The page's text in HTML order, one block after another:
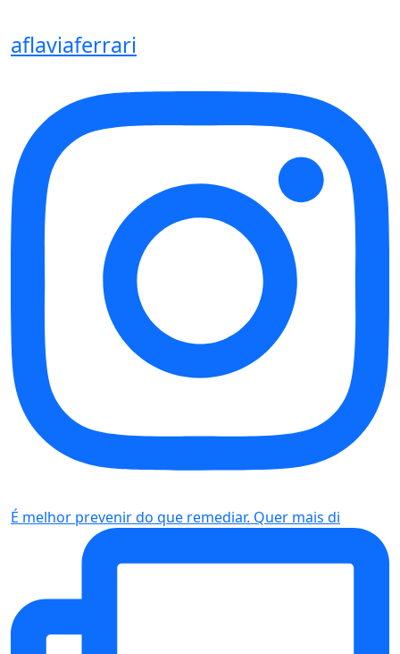
aflaviaferrari
É melhor prevenir do que remediar. Quer mais di